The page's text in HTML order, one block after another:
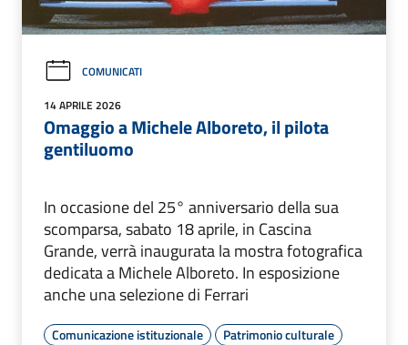
COMUNICATI
14 APRILE 2026
Omaggio a Michele Alboreto, il pilota
gentiluomo
In occasione del 25° anniversario della sua
scomparsa, sabato 18 aprile, in Cascina
Grande, verrà inaugurata la mostra fotografica
dedicata a Michele Alboreto. In esposizione
anche una selezione di Ferrari
Comunicazione istituzionale
Patrimonio culturale